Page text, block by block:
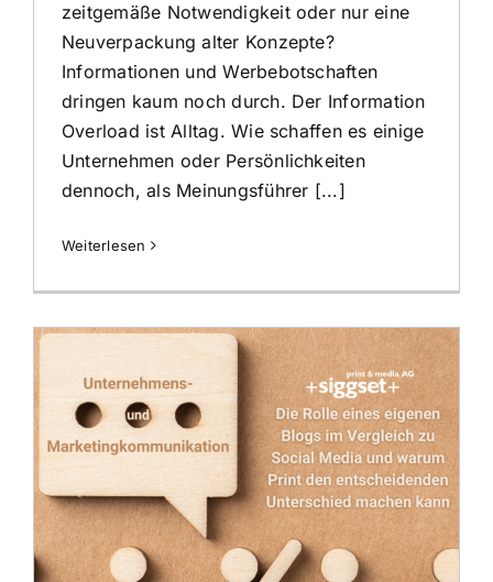
zeitgemäße Notwendigkeit oder nur eine
Neuverpackung alter Konzepte?
Informationen und Werbebotschaften
dringen kaum noch durch. Der Information
Overload ist Alltag. Wie schaffen es einige
Unternehmen oder Persönlichkeiten
dennoch, als Meinungsführer [...]
Weiterlesen